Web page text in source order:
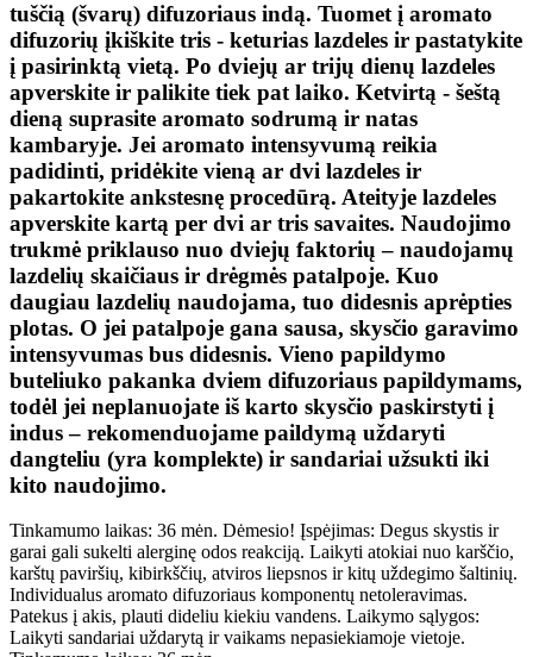
tuščią (švarų) difuzoriaus indą. Tuomet į aromato
difuzorių įkiškite tris - keturias lazdeles ir pastatykite
į pasirinktą vietą. Po dviejų ar trijų dienų lazdeles
apverskite ir palikite tiek pat laiko. Ketvirtą - šeštą
dieną suprasite aromato sodrumą ir natas
kambaryje. Jei aromato intensyvumą reikia
padidinti, pridėkite vieną ar dvi lazdeles ir
pakartokite ankstesnę procedūrą. Ateityje lazdeles
apverskite kartą per dvi ar tris savaites. Naudojimo
trukmė priklauso nuo dviejų faktorių – naudojamų
lazdelių skaičiaus ir drėgmės patalpoje. Kuo
daugiau lazdelių naudojama, tuo didesnis aprėpties
plotas. O jei patalpoje gana sausa, skysčio garavimo
intensyvumas bus didesnis. Vieno papildymo
buteliuko pakanka dviem difuzoriaus papildymams,
todėl jei neplanuojate iš karto skysčio paskirstyti į
indus – rekomenduojame paildymą uždaryti
dangteliu (yra komplekte) ir sandariai užsukti iki
kito naudojimo.
Tinkamumo laikas: 36 mėn. Dėmesio! Įspėjimas: Degus skystis ir
garai gali sukelti alerginę odos reakciją. Laikyti atokiai nuo karščio,
karštų paviršių, kibirkščių, atviros liepsnos ir kitų uždegimo šaltinių.
Individualus aromato difuzoriaus komponentų netoleravimas.
Patekus į akis, plauti dideliu kiekiu vandens. Laikymo sąlygos:
Laikyti sandariai uždarytą ir vaikams nepasiekiamoje vietoje.